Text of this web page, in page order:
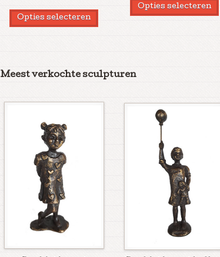
Opties selecteren
Opties selecteren
Meest verkochte sculpturen